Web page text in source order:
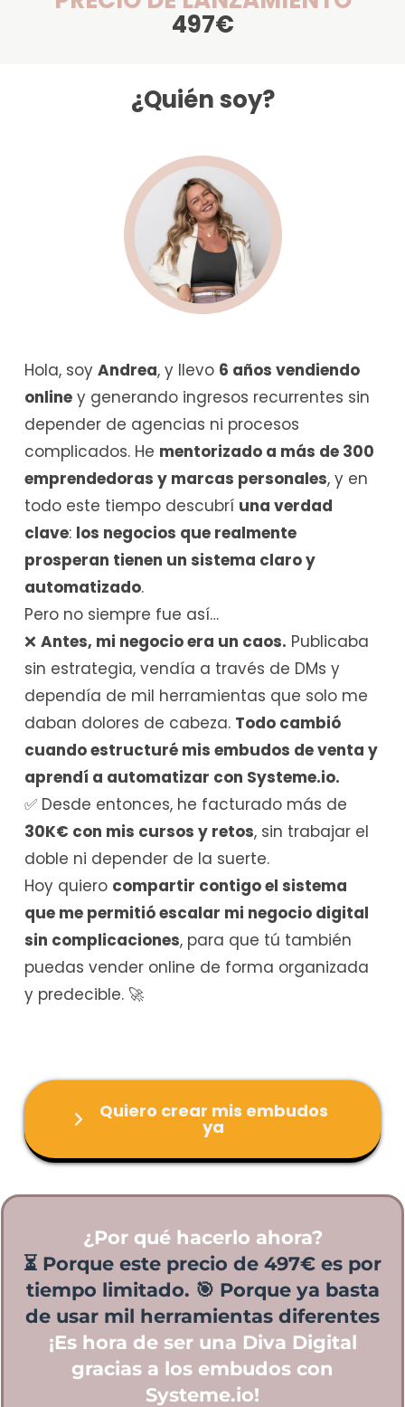
497€
¿Quién soy?
Hola, soy Andrea, y llevo 6 años vendiendo
online y generando ingresos recurrentes sin
depender de agencias ni procesos
complicados. He mentorizado a más de 300
emprendedoras y marcas personales, y en
todo este tiempo descubrí una verdad
clave: los negocios que realmente
prosperan tienen un sistema claro y
automatizado.
Pero no siempre fue así…
❌ Antes, mi negocio era un caos. Publicaba
sin estrategia, vendía a través de DMs y
dependía de mil herramientas que solo me
daban dolores de cabeza. Todo cambió
cuando estructuré mis embudos de venta y
aprendí a automatizar con Systeme.io.
✅ Desde entonces, he facturado más de
30K€ con mis cursos y retos, sin trabajar el
doble ni depender de la suerte.
Hoy quiero compartir contigo el sistema
que me permitió escalar mi negocio digital
sin complicaciones, para que tú también
puedas vender online de forma organizada
y predecible. 🚀
Quiero crear mis embudos
ya
¿Por qué hacerlo ahora?
⏳ Porque este precio de 497€ es por
tiempo limitado. 🎯 Porque ya basta
de usar mil herramientas diferentes
¡Es hora de ser una Diva Digital
gracias a los embudos con
Systeme.io!